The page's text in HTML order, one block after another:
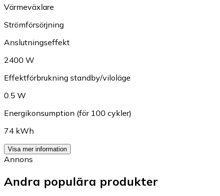
Värmeväxlare
Strömförsörjning
Anslutningseffekt
2400 W
Effektförbrukning standby/viloläge
0.5 W
Energikonsumption (för 100 cykler)
74 kWh
Visa mer information
Annons
Andra populära produkter